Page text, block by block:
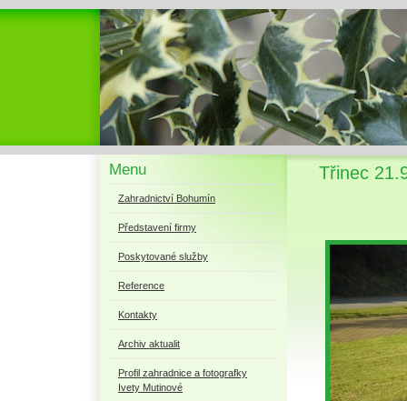
Menu
Zahradnictví Bohumín
Představení firmy
Poskytované služby
Reference
Kontakty
Archiv aktualit
Profil zahradnice a fotografky
Ivety Mutinové
Třinec